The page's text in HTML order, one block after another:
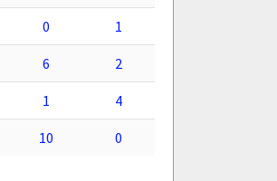
0 1
6 2
1 4
10 0